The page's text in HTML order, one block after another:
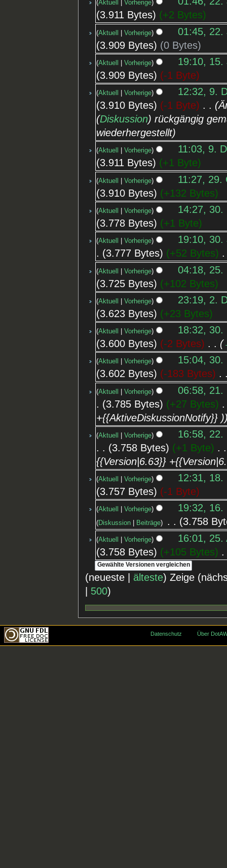
Aktuell Vorherige
3.911 Bytes
+2 Bytes
Aktuell Vorherige
01:45, 22.
3.909 Bytes
0 Bytes
Aktuell Vorherige
19:10, 15.
3.909 Bytes
-1 Byte
Aktuell Vorherige
12:32, 9.
3.910 Bytes
-1 Byte
(Diskussion) rückgängig
wiederhergestellt
Aktuell Vorherige
11:03, 9.
3.911 Bytes
+1 Byte
Aktuell Vorherige
11:27, 29.
3.910 Bytes
+132 Bytes
Aktuell Vorherige
14:27, 30.
3.778 Bytes
+1 Byte
Aktuell Vorherige
19:10, 30.
3.777 Bytes
+52 Bytes
Aktuell Vorherige
04:18, 25.
3.725 Bytes
+102 Bytes
Aktuell Vorherige
23:19, 2.
3.623 Bytes
+23 Bytes
Aktuell Vorherige
18:32, 30.
3.600 Bytes
-2 Bytes
Aktuell Vorherige
15:04, 30.
3.602 Bytes
-183 Bytes
Aktuell Vorherige
06:58, 21.
3.785 Bytes
+27 Bytes
+{{AktiveDiskussionNotify}} )
Aktuell Vorherige
16:58, 22.
3.758 Bytes
+1 Byte
{{Version|6.63}}
Aktuell Vorherige
12:31, 18.
3.757 Bytes
-1 Byte
Aktuell Vorherige 19:32, 16.
Diskussion Beiträge 3.758
Aktuell Vorherige
16:01, 25.
3.758 Bytes
+105 Bytes
(neueste | älteste) Zeige
500)
Datenschutz Über